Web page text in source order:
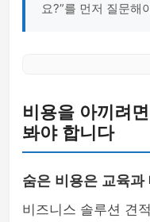
요?”를 먼저 질문해
비용을 아끼려
봐야 합니다
숨은 비용은 교육
비즈니스 솔루션 견